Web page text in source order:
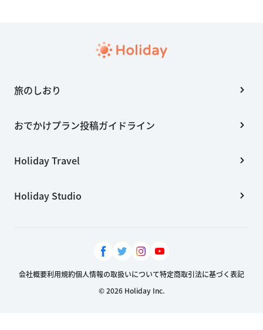
旅のしおり
おでかけプラン投稿ガイドライン
Holiday Travel
Holiday Studio
会社概要利用規約個人情報の取扱いについて特定商取引法に基づく表記
© 2026 Holiday Inc.